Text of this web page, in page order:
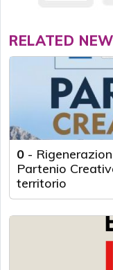
RELATED
0 -
Partenio
territorio